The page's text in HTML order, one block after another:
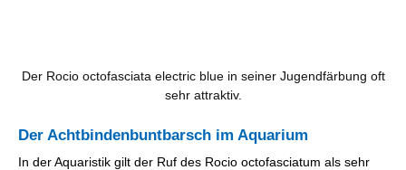
Der Rocio octofasciata electric blue in seiner Jugendfärbung oft
sehr attraktiv.
Der Achtbindenbuntbarsch im Aquarium
In der Aquaristik gilt der Ruf des Rocio octofasciatum als sehr